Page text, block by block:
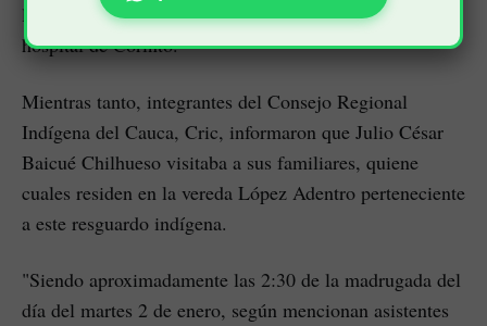
luego condujeron el cuerpo sin vida a la morgue del
hospital de Corinto.
Mientras tanto, integrantes del Consejo Regional
Indígena del Cauca, Cric, informaron que Julio César
Baicué Chilhueso visitaba a sus familiares, quiene
cuales residen en la vereda López Adentro perteneciente
a este resguardo indígena.
"Siendo aproximadamente las 2:30 de la madrugada del
día del martes 2 de enero, según mencionan asistentes